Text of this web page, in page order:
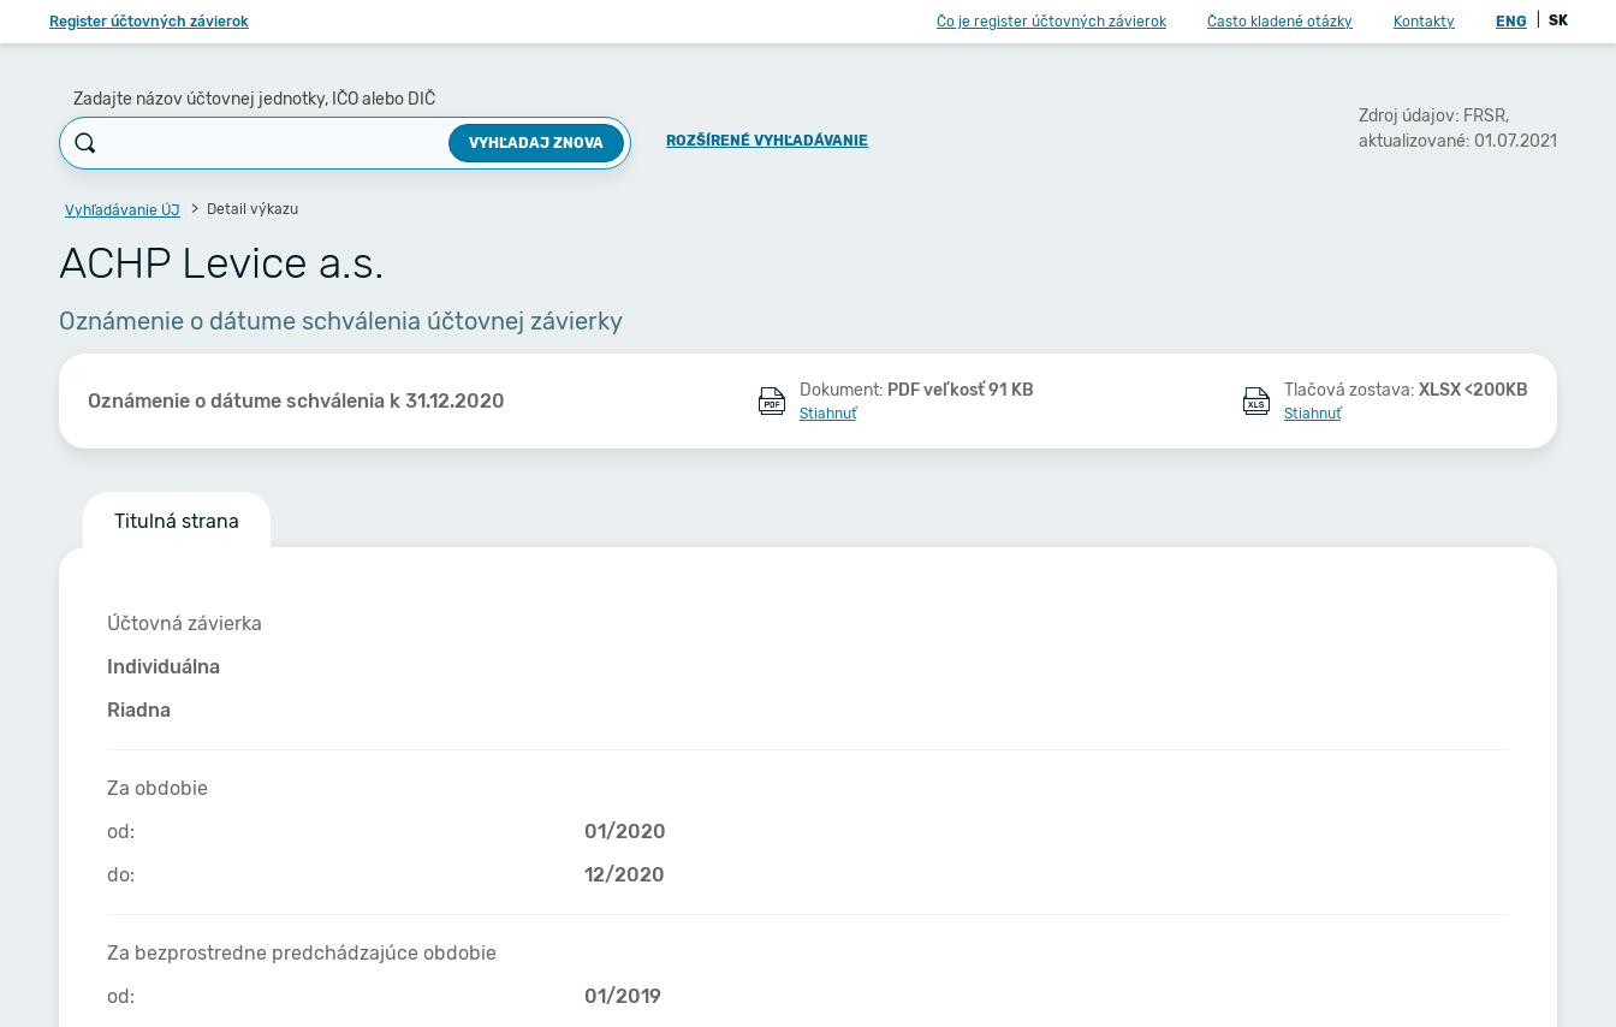
Register účtovných závierok Čo je register účtovných závierok Často kladené otázky Kontakty ENG SK
Zadajte názov účtovnej jednotky, IČO alebo DIČ
VYHĽADAJ ZNOVA ROZŠÍRENÉ VYHĽADÁVANIE
Zdroj údajov: FRSR,
aktualizované: 01.07.2021
Vyhľadávanie ÚJ Detail výkazu
ACHP Levice a.s.
Oznámenie o dátume schválenia účtovnej závierky
Oznámenie o dátume schválenia k 31.12.2020 Dokument: PDF veľkosť 91 KB
Stiahnuť
Tlačová zostava: XLSX <200KB
Stiahnuť
Titulná strana
Účtovná závierka
Individuálna
Riadna
Za obdobie
od:
01/2020
do:
12/2020
Za bezprostredne predchádzajúce obdobie
od:
01/2019